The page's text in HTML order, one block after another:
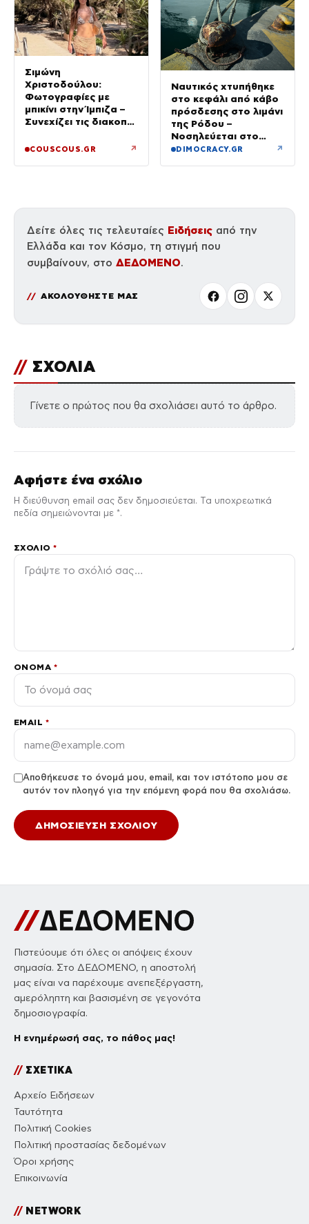
Σιμώνη
Χριστοδούλου:
Φωτογραφίες με
μπικίνι στην Ίμπιζα –
Συνεχίζει τις διακοπές
της, Αντρέα Γεωργίου
COUSCOUS.GR ↗
Ναυτικός χτυπήθηκε
στο κεφάλι από κάβο
πρόσδεσης στο λιμάνι
της Ρόδου –
Νοσηλεύεται στο
νοσοκομείο
DIMOCRACY.GR ↗
Δείτε όλες τις τελευταίες Ειδήσεις από την
Ελλάδα και τον Κόσμο, τη στιγμή που
συμβαίνουν, στο ΔΕΔΟΜΕΝΟ.
ΑΚΟΛΟΥΘΗΣΤΕ ΜΑΣ
// ΣΧΟΛΙΑ
Γίνετε ο πρώτος που θα σχολιάσει αυτό το άρθρο.
Αφήστε ένα σχόλιο
Η διεύθυνση email σας δεν δημοσιεύεται. Τα υποχρεωτικά
πεδία σημειώνονται με *.
ΣΧΌΛΙΟ*
ΌΝΟΜΑ *
EMAIL *
Αποθήκευσε το όνομά μου, email, και τον ιστότοπο μου σε
αυτόν τον πλοηγό για την επόμενη φορά που θα σχολιάσω.
Πιστεύουμε ότι όλες οι απόψεις έχουν
σημασία. Στο ΔΕΔΟΜΕΝΟ, η αποστολή
μας είναι να παρέχουμε ανεπεξέργαστη,
αμερόληπτη και βασισμένη σε γεγονότα
δημοσιογραφία.
Η ενημέρωσή σας, το πάθος μας!
//ΣΧΕΤΙΚΑ
Αρχείο Ειδήσεων
Ταυτότητα
Πολιτική Cookies
Πολιτική προστασίας δεδομένων
Όροι χρήσης
Επικοινωνία
//NETWORK